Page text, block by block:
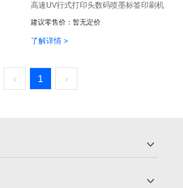
高速UV行式打印头数码喷墨标签印刷机
建议零售价： 暂无定价
了解详情 >
‹ 1 ›